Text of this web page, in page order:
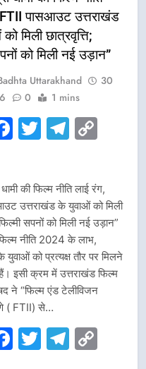
पासआउट उत्तराखंड
मिली छात्रवृत्ति;
को मिली नई उड़ान”
Uttarakhand
30
0 1 mins
Facebook
Twitter
की फिल्म नीति लाई रंग,
उत्तराखंड के युवाओं को मिली
सपनों को मिली नई उड़ान”
नीति 2024 के लाभ,
युवाओं को प्रत्यक्ष तौर पर मिलने
इसी क्रम में उत्तराखंड फिल्म
ने “फिल्म एंड टेलीविजन
( FTII) से…
Facebook
Twitter